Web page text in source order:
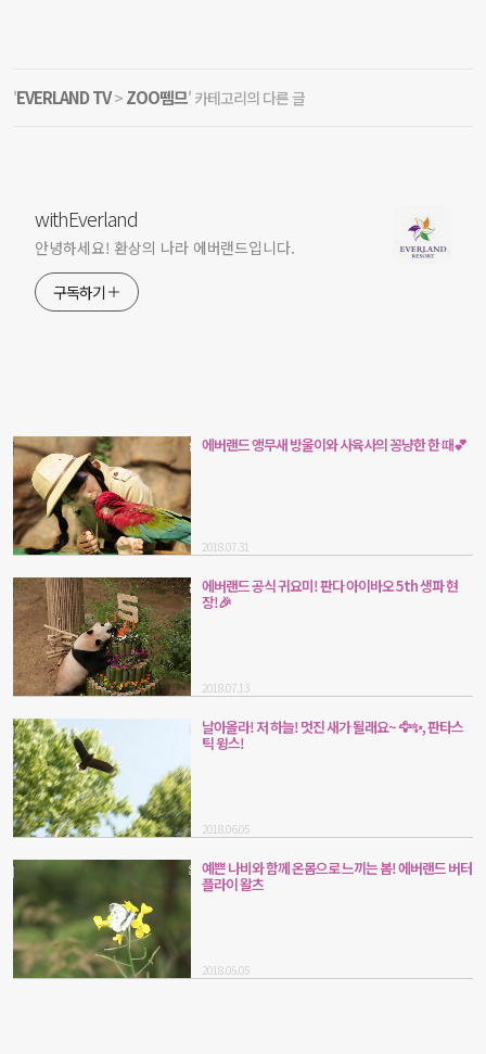
'EVERLAND TV> ZOO뗌므' 카테고리의 다른 글
withEverland
안녕하세요! 환상의 나라 에버랜드입니다.
구독하기
에버랜드 앵무새 방울이와 사육사의 꽁냥한 한 때💕
2018.07.31
에버랜드 공식 귀요미! 판다 아이바오 5th 생파 현
장!🎉
2018.07.13
날아올라! 저 하늘! 멋진 새가 될래요~ 🦅✨, 판타스
틱 윙스!
2018.06.05
예쁜 나비와 함께 온몸으로 느끼는 봄! 에버랜드 버터
플라이 왈츠
2018.05.05